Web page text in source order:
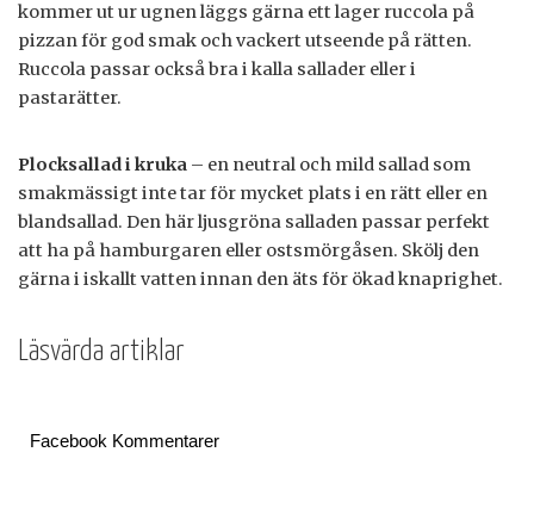
kommer ut ur ugnen läggs gärna ett lager ruccola på
pizzan för god smak och vackert utseende på rätten.
Ruccola passar också bra i kalla sallader eller i
pastarätter.
Plocksallad i kruka – en neutral och mild sallad som
smakmässigt inte tar för mycket plats i en rätt eller en
blandsallad. Den här ljusgröna salladen passar perfekt
att ha på hamburgaren eller ostsmörgåsen. Skölj den
gärna i iskallt vatten innan den äts för ökad knaprighet.
Läsvärda artiklar
Facebook Kommentarer